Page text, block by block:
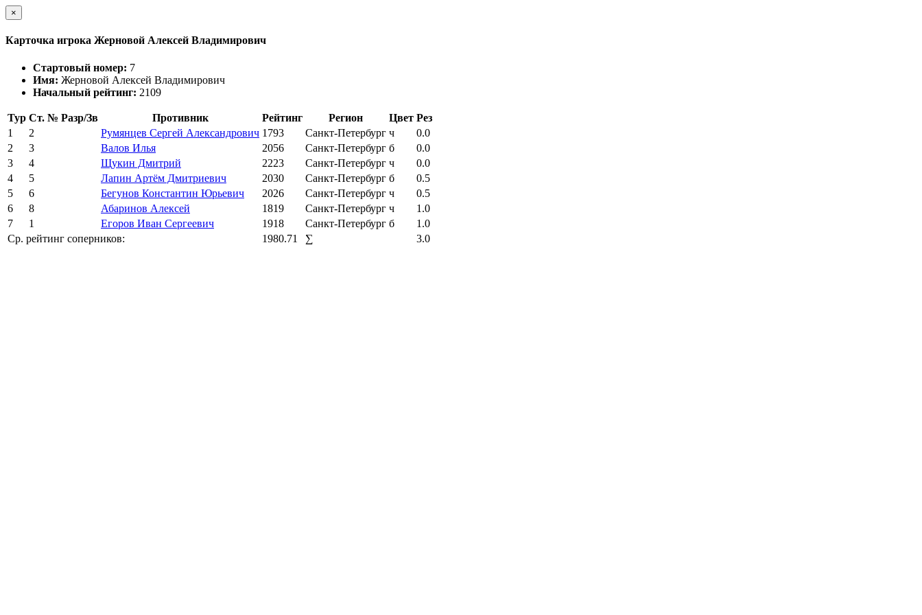
×
Карточка игрока Жерновой Алексей Владимирович
Стартовый номер: 7
Имя: Жерновой Алексей Владимирович
Начальный рейтинг: 2109
Тур Ст. № Разр/Зв Противник Рейтинг Регион Цвет Рез
1
2 Румянцев Сергей Александрович 1793 Санкт-Петербург ч
0.0
2
3 Валов Илья 2056 Санкт-Петербург б
0.0
3
4 Щукин Дмитрий 2223 Санкт-Петербург ч
0.0
4
5 Лапин Артём Дмитриевич 2030 Санкт-Петербург б
0.5
5
6 Бегунов Константин Юрьевич 2026 Санкт-Петербург ч
0.5
6
8 Абаринов Алексей 1819 Санкт-Петербург ч
1.0
7
1 Егоров Иван Сергеевич 1918 Санкт-Петербург б
1.0
Ср. рейтинг соперников:
1980.71 ∑ 3.0